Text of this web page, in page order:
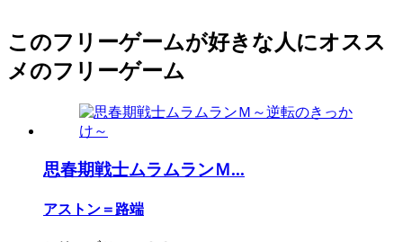
このフリーゲームが好きな人にオスス
メのフリーゲーム
思春期戦士ムラムランＭ...
アストン＝路端